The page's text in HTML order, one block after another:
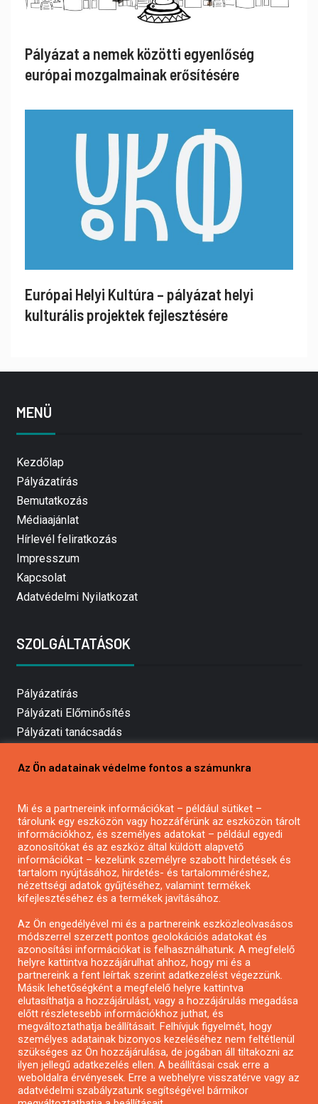
Pályázat a nemek közötti egyenlőség
európai mozgalmainak erősítésére
Európai Helyi Kultúra – pályázat helyi
kulturális projektek fejlesztésére
MENÜ
Kezdőlap
Pályázatírás
Bemutatkozás
Médiaajánlat
Hírlevél feliratkozás
Impresszum
Kapcsolat
Adatvédelmi Nyilatkozat
SZOLGÁLTATÁSOK
Pályázatírás
Pályázati Előminősítés
Pályázati tanácsadás
Mezőgazdasági pályázatírás
Pályázatírás civil szervezeteknek
Pályázatírás önkormányzatoknak
Pályázatfigyelés
Specifikus pályázatfigyelés vagy hírlevél
Pályázatok magánszemélyeknek
Pályázatok civil szervezeteknek
Pályázatok vállalkozásoknak
Önkormányzati pályázatok
Mezőgazdasági pályázatok
Falusi turizmus pályázatok
Napelem pályázatok
GINOP pályázatok
Az Ön adatainak védelme fontos a számunkra
Mi és a partnereink információkat – például sütiket –
tárolunk egy eszközön vagy hozzáférünk az eszközön tárolt
információkhoz, és személyes adatokat – például egyedi
azonosítókat és az eszköz által küldött alapvető
információkat – kezelünk személyre szabott hirdetések és
tartalom nyújtásához, hirdetés- és tartalomméréshez,
nézettségi adatok gyűjtéséhez, valamint termékek
kifejlesztéséhez és a termékek javításához.
Az Ön engedélyével mi és a partnereink eszközleolvasásos
módszerrel szerzett pontos geolokációs adatokat és
azonosítási információkat is felhasználhatunk. A megfelelő
helyre kattintva hozzájárulhat ahhoz, hogy mi és a
partnereink a fent leírtak szerint adatkezelést végezzünk.
Másik lehetőségként a megfelelő helyre kattintva
elutasíthatja a hozzájárulást, vagy a hozzájárulás megadása
előtt részletesebb információkhoz juthat, és
megváltoztathatja beállításait. Felhívjuk figyelmét, hogy
személyes adatainak bizonyos kezeléséhez nem feltétlenül
szükséges az Ön hozzájárulása, de jogában áll tiltakozni az
ilyen jellegű adatkezelés ellen. A beállításai csak erre a
weboldalra érvényesek. Erre a webhelyre visszatérve vagy az
adatvédelmi szabályzatunk segítségével bármikor